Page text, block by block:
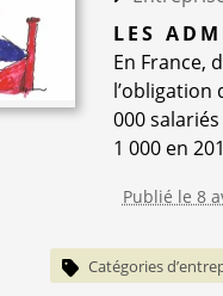
LES
En France,
l’obligation
000
1 000 en
Publié le 8
Catégories